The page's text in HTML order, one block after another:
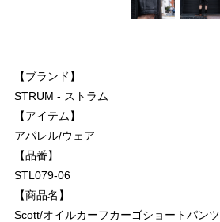
【ブランド】
STRUM - ストラム
【アイテム】
アパレル/ウェア
【品番】
STL079-06
【商品名】
Scott/オイルカーフカーゴショートパンツ